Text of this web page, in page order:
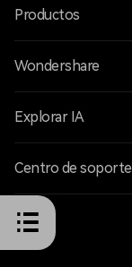
Productos
Wondershare
Explorar IA
Centro de soporte